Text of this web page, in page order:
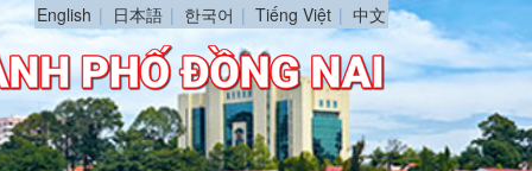
English 日本語 한국어 Tiếng Việt 中文